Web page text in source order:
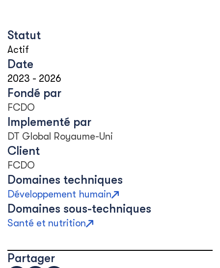
Statut
Actif
Date
2023 - 2026
Fondé par
FCDO
Implementé par
DT Global Royaume-Uni
Client
FCDO
Domaines techniques
Développement humain
Domaines sous-techniques
Santé et nutrition
Partager